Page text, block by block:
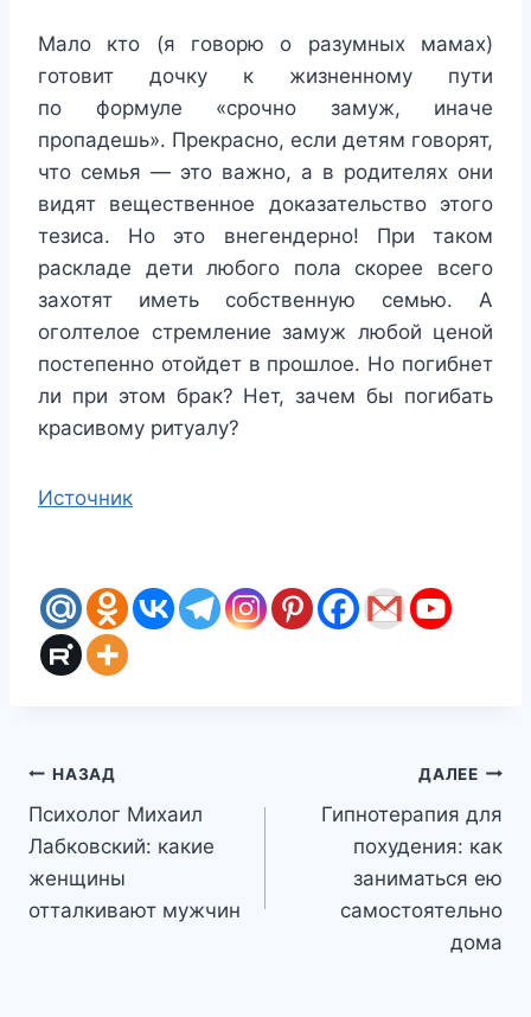
Мало кто (я говорю о разумных мамах)
готовит дочку к жизненному пути
по формуле «срочно замуж, иначе
пропадешь». Прекрасно, если детям говорят,
что семья — это важно, а в родителях они
видят вещественное доказательство этого
тезиса. Но это внегендерно! При таком
раскладе дети любого пола скорее всего
захотят иметь собственную семью. А
оголтелое стремление замуж любой ценой
постепенно отойдет в прошлое. Но погибнет
ли при этом брак? Нет, зачем бы погибать
красивому ритуалу?
Источник
Навигация
по
записям
НАЗАД
Психолог Михаил
Лабковский: какие
женщины
отталкивают мужчин
ДАЛЕЕ
Гипнотерапия для
похудения: как
заниматься ею
самостоятельно
дома